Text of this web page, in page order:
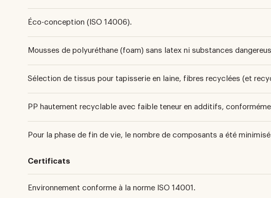
Éco-conception (ISO 14006).
Mousses de polyuréthane (foam) sans latex ni substances
Sélection de tissus pour tapisserie en laine, fibres recyclées (et
PP hautement recyclable avec faible teneur en additifs,
Pour la phase de fin de vie, le nombre de composants a été
Certificats
Environnement conforme à la norme ISO 14001.